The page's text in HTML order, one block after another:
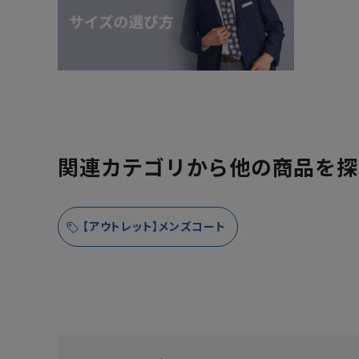
関連カテゴリから他の商品を
【アウトレット】メンズコート